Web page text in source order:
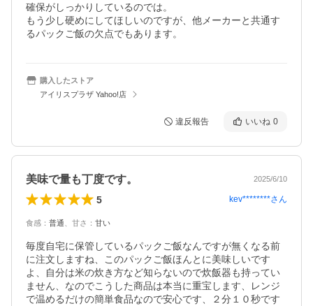
確保がしっかりしているのでは。
もう少し硬めにしてほしいのですが、他メーカーと共通す
るパックご飯の欠点でもあります。
購入したストア
アイリスプラザ Yahoo!店
違反報告 いいね 0
美味で量も丁度です。 2025/6/10
5 kev********さん
食感 ： 普通 甘さ ： 甘い
毎度自宅に保管しているパックご飯なんですが無くなる前
に注文しますね、このパックご飯ほんとに美味しいです
よ、自分は米の炊き方など知らないので炊飯器も持ってい
ません、なのでこうした商品は本当に重宝します、レンジ
で温めるだけの簡単食品なので安心です、２分１０秒です